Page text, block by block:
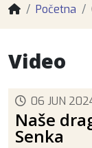
Početna
Video
06 JUN
Naše
Senka